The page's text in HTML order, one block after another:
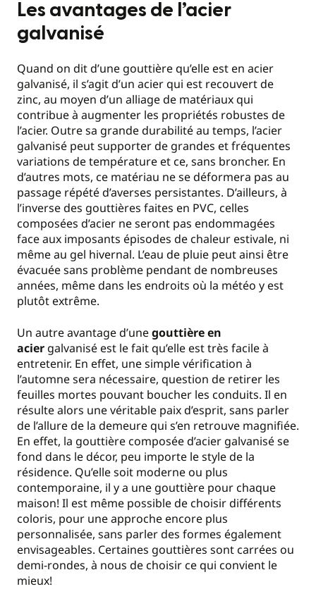
Les avantages de l’acier
galvanisé
Quand on dit d’une gouttière qu’elle est en acier
galvanisé, il s’agit d’un acier qui est recouvert de
zinc, au moyen d’un alliage de matériaux qui
contribue à augmenter les propriétés robustes de
l’acier. Outre sa grande durabilité au temps, l’acier
galvanisé peut supporter de grandes et fréquentes
variations de température et ce, sans broncher. En
d’autres mots, ce matériau ne se déformera pas au
passage répété d’averses persistantes. D’ailleurs, à
l’inverse des gouttières faites en PVC, celles
composées d’acier ne seront pas endommagées
face aux imposants épisodes de chaleur estivale, ni
même au gel hivernal. L’eau de pluie peut ainsi être
évacuée sans problème pendant de nombreuses
années, même dans les endroits où la météo y est
plutôt extrême.
Un autre avantage d’unegouttière en
acier galvanisé est le fait qu’elle est très facile à
entretenir. En effet, une simple vérification à
l’automne sera nécessaire, question de retirer les
feuilles mortes pouvant boucher les conduits. Il en
résulte alors une véritable paix d’esprit, sans parler
de l’allure de la demeure qui s’en retrouve magnifiée.
En effet, la gouttière composée d’acier galvanisé se
fond dans le décor, peu importe le style de la
résidence. Qu’elle soit moderne ou plus
contemporaine, il y a une gouttière pour chaque
maison! Il est même possible de choisir différents
coloris, pour une approche encore plus
personnalisée, sans parler des formes également
envisageables. Certaines gouttières sont carrées ou
demi-rondes, à nous de choisir ce qui convient le
mieux!